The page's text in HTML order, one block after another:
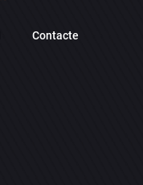
Contacte